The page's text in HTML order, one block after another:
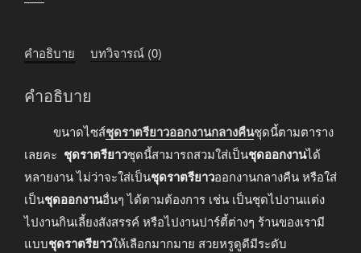
คำอธิบาย บทวิจารณ์ (0)
คำอธิบาย
ขนาดไซส์ชุดราตรียาวออกงานกลางคืนชุดนี้ตามตาราง
เลยคะ ชุดราตรียาวชุดนี้สามารถสวมใส่เป็นชุดออกงานได้
หลายงาน ไม่ว่าจะใส่เป็นชุดราตรียาวออกงานกลางคืน หรือใส่
เป็นชุดออกงานอื่นๆ ได้ตามต้องการ เช่น เป็นชุดไปงานแต่ง
ไปงานกินเลี้ยงสังสรรค์ หรือไปงานปาร์ตี้ต่างๆ ร้านของเรามี
แบบชุดราตรียาวให้เลือกมากมาย สวยหรูดูดีมีระดับ